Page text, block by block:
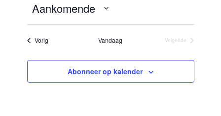
Aankomende
Selecteer
datum
VorigEvenementen Vandaag
Volgende
Abonneer op kalender